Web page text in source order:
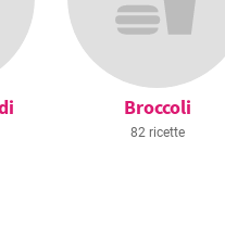
Broccoli
82 ricette